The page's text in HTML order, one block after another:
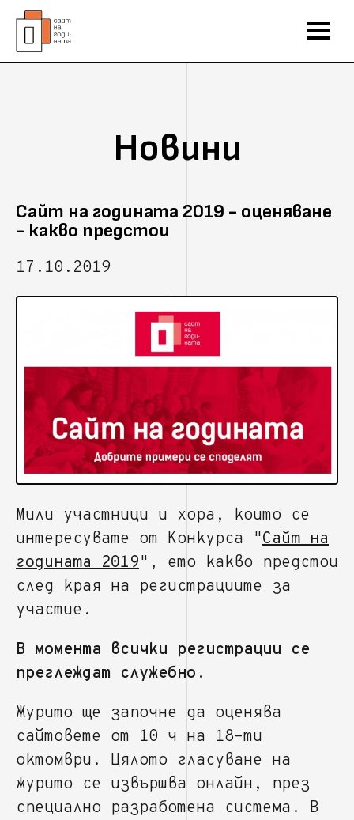
Новини
Сайт на годината 2019 - оценяване
- какво предстои
17.10.2019
Мили участници и хора, които се
интересувате от Конкурса "Сайт на
годината 2019", ето какво предстои
след края на регистрациите за
участие.
В момента всички регистрации се
преглеждат служебно.
Журито ще започне да оценява
сайтовете от 10 ч на 18-ти
октомври. Цялото гласуване на
журито се извършва онлайн, през
специално разработена система. В